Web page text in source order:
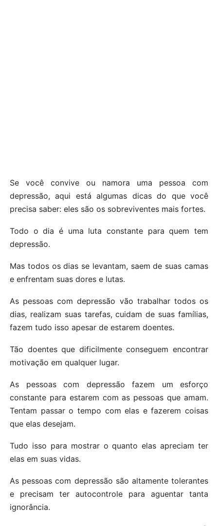
Se você convive ou namora uma pessoa com
depressão, aqui está algumas dicas do que você
precisa saber: eles são os sobreviventes mais fortes.
Todo o dia é uma luta constante para quem tem
depressão.
Mas todos os dias se levantam, saem de suas camas
e enfrentam suas dores e lutas.
As pessoas com depressão vão trabalhar todos os
dias, realizam suas tarefas, cuidam de suas famílias,
fazem tudo isso apesar de estarem doentes.
Tão doentes que dificilmente conseguem encontrar
motivação em qualquer lugar.
As pessoas com depressão fazem um esforço
constante para estarem com as pessoas que amam.
Tentam passar o tempo com elas e fazerem coisas
que elas desejam.
Tudo isso para mostrar o quanto elas apreciam ter
elas em suas vidas.
As pessoas com depressão são altamente tolerantes
e precisam ter autocontrole para aguentar tanta
ignorância.